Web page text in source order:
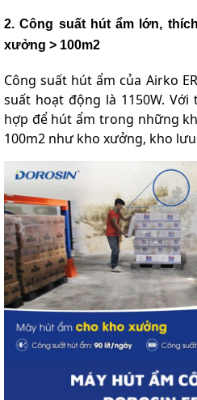
2. Công suất hút ẩm lớn,
xưởng > 100m2
Công suất hút ẩm của Airko
suất hoạt động là 1150W.
hợp để hút ẩm trong những
100m2 như kho xưởng, kho